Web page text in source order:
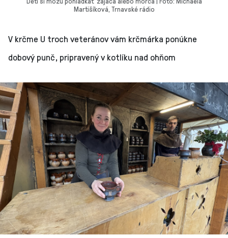
Martišíková, Trnavské rádio
V krčme U troch veteránov vám krčmárka ponúkne
dobový punč, pripravený v kotlíku nad ohňom